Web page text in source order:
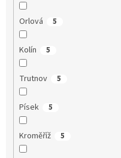
Orlová 5
Kolín 5
Trutnov 5
Písek 5
Kroměříž 5